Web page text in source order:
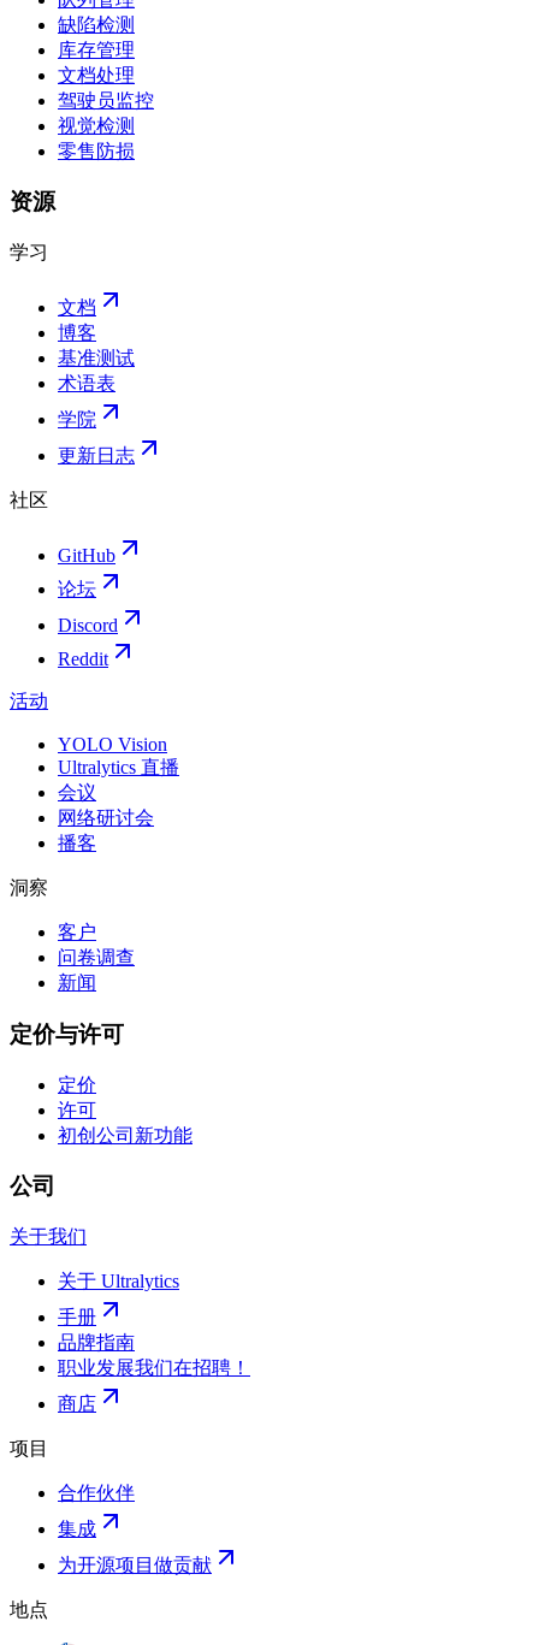
缺陷检测
库存管理
文档处理
驾驶员监控
视觉检测
零售防损
资源
学习
文档
博客
基准测试
术语表
学院
更新日志
社区
GitHub
论坛
Discord
Reddit
活动
YOLO Vision
Ultralytics 直播
会议
网络研讨会
播客
洞察
客户
问卷调查
新闻
定价与许可
定价
许可
初创公司 新功能
公司
关于我们
关于 Ultralytics
手册
品牌指南
职业发展我们在招聘！
商店
项目
合作伙伴
集成
为开源项目做贡献
地点